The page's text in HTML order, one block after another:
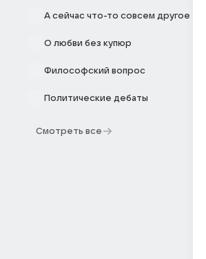
А сейчас что-то совсем другое
О любви без купюр
Философский вопрос
Политические дебаты
Смотреть все